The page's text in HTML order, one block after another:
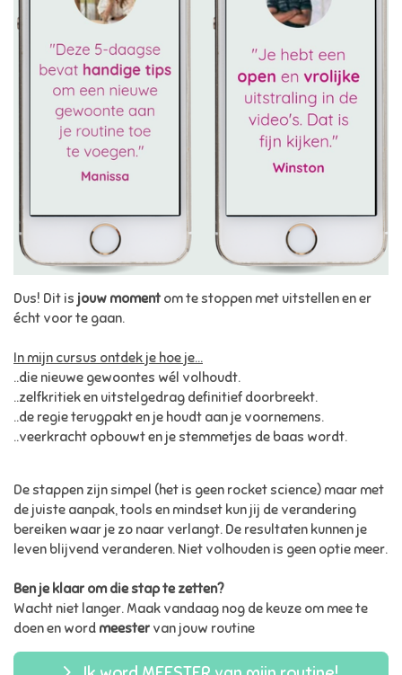
Dus! Dit is jouw moment om te stoppen met uitstellen en er
écht voor te gaan.
In mijn cursus ontdek je hoe je...
..die nieuwe gewoontes wél volhoudt.
..zelfkritiek en uitstelgedrag definitief doorbreekt.
..de regie terugpakt en je houdt aan je voornemens.
..veerkracht opbouwt en je stemmetjes de baas wordt.
De stappen zijn simpel (het is geen rocket science) maar met
de juiste aanpak, tools en mindset kun jij de verandering
bereiken waar je zo naar verlangt. De resultaten kunnen je
leven blijvend veranderen. Niet volhouden is geen optie meer.
Ben je klaar om die stap te zetten?
Wacht niet langer. Maak vandaag nog de keuze om mee te
doen en word meester van jouw routine